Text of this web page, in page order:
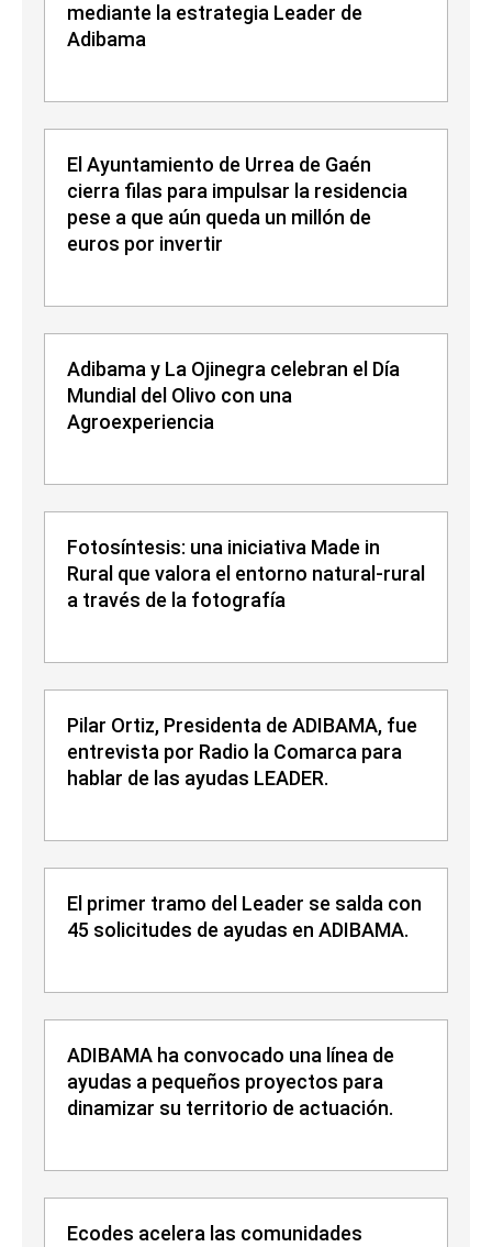
mediante la estrategia Leader de
Adibama
El Ayuntamiento de Urrea de Gaén
cierra filas para impulsar la residencia
pese a que aún queda un millón de
euros por invertir
Adibama y La Ojinegra celebran el Día
Mundial del Olivo con una
Agroexperiencia
Fotosíntesis: una iniciativa Made in
Rural que valora el entorno natural-rural
a través de la fotografía
Pilar Ortiz, Presidenta de ADIBAMA, fue
entrevista por Radio la Comarca para
hablar de las ayudas LEADER.
El primer tramo del Leader se salda con
45 solicitudes de ayudas en ADIBAMA.
ADIBAMA ha convocado una línea de
ayudas a pequeños proyectos para
dinamizar su territorio de actuación.
Ecodes acelera las comunidades